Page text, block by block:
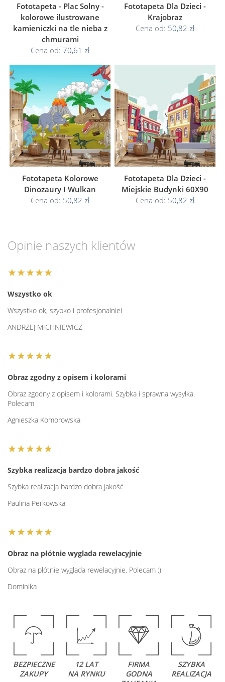
Fototapeta - Plac Solny -
kolorowe ilustrowane
kamieniczki na tle nieba z
chmurami
Cena od: 70,61 zł
Fototapeta Dla Dzieci -
Krajobraz
Cena od: 50,82 zł
Fototapeta Kolorowe
Dinozaury I Wulkan
Cena od: 50,82 zł
Fototapeta Dla Dzieci -
Miejskie Budynki 60X90
Cena od: 50,82 zł
Opinie naszych klientów
★★★★★
Wszystko ok
Wszystko ok, szybko i profesjonalniei
ANDRZEJ MICHNIEWICZ
★★★★★
Obraz zgodny z opisem i kolorami
Obraz zgodny z opisem i kolorami. Szybka i sprawna wysyłka.
Polecam
Agnieszka Komorowska
★★★★★
Szybka realizacja bardzo dobra jakość
Szybka realizacja bardzo dobra jakość
Paulina Perkowska
★★★★★
Obraz na płótnie wyglada rewelacyjnie
Obraz na płótnie wyglada rewelacyjnie. Polecam :)
Dominika
BEZPIECZNE
ZAKUPY
12 LAT
NA RYNKU
FIRMA
GODNA
SZYBKA
REALIZACJA